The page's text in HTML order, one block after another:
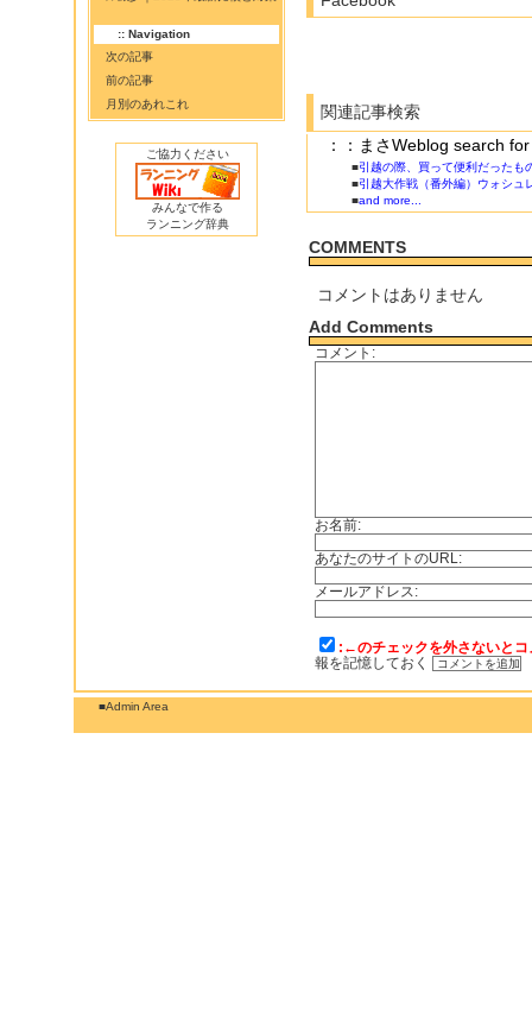
:: Navigation
次の記事
前の記事
月別のあれこれ
ご協力ください
みんなで作る
ランニング辞典
関連記事検索
：：まさWeblog search
■引越の際、買って便利だったも
■引越大作戦（番外編）ウォシュ
■and more...
COMMENTS
コメントはありません
Add Comments
コメント:
お名前:
あなたのサイトのURL:
メールアドレス:
:←のチェックを外さないと
報を記憶しておく
■Admin Area